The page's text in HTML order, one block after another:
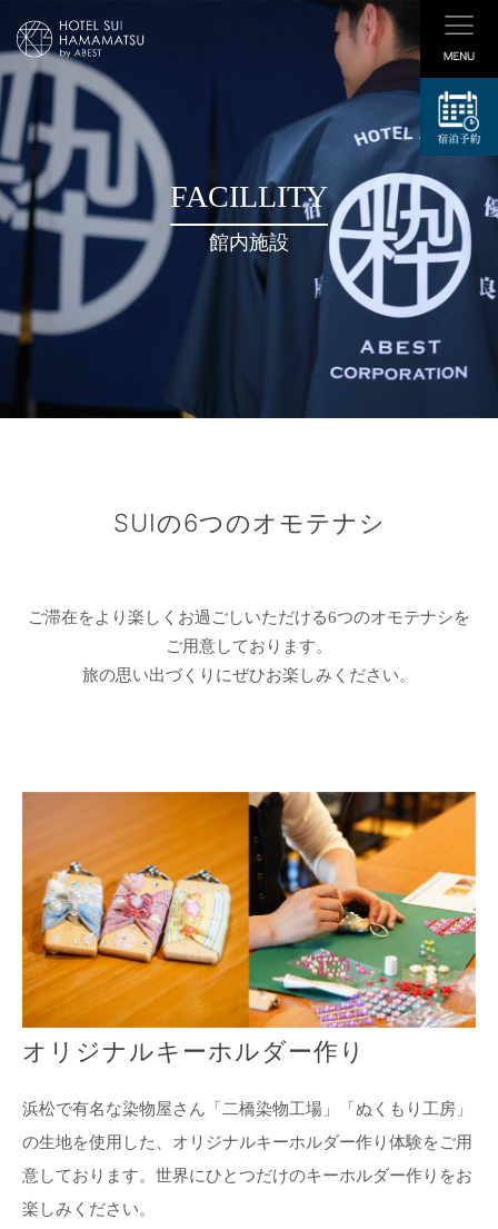
テ
ン
ツ
へ
ス
キ
ッ
FACILLITY
館内施設
SUIの6つのオモテナシ
ご滞在をより楽しくお過ごしいただける6つのオモテナシを
ご用意しております。
旅の思い出づくりにぜひお楽しみください。
オリジナルキーホルダー作り
浜松で有名な染物屋さん「二橋染物工場」「ぬくもり工房」
の生地を使用した、オリジナルキーホルダー作り体験をご用
意しております。世界にひとつだけのキーホルダー作りをお
楽しみください。